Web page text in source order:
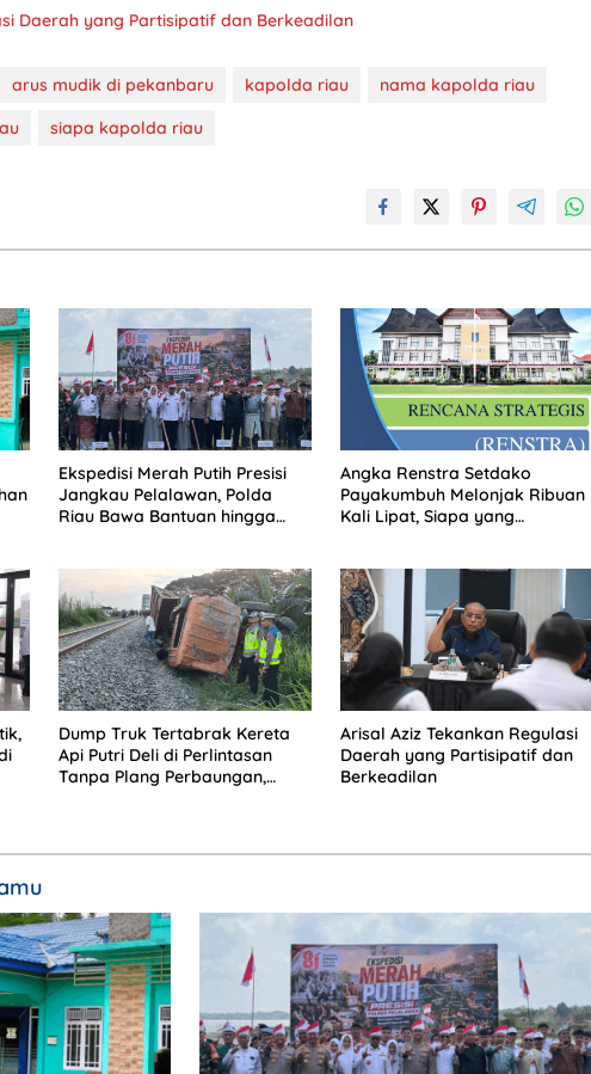
Daerah yang Partisipatif dan Berkeadilan
arus mudik di pekanbaru kapolda riau
nama kapolda riau
siapa kapolda riau
Ekspedisi Merah Putih Presisi
Jangkau Pelalawan, Polda
Riau Bawa Bantuan hingga
Angka Renstra Setdako
Payakumbuh Melonjak Ribuan
Kali Lipat, Siapa yang
Dump Truk Tertabrak Kereta
Api Putri Deli di Perlintasan
Tanpa Plang Perbaungan,
Arisal Aziz Tekankan Regulasi
Daerah yang Partisipatif dan
Berkeadilan